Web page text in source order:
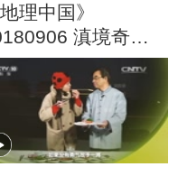
地理中国》
滇境奇闻·
奇物